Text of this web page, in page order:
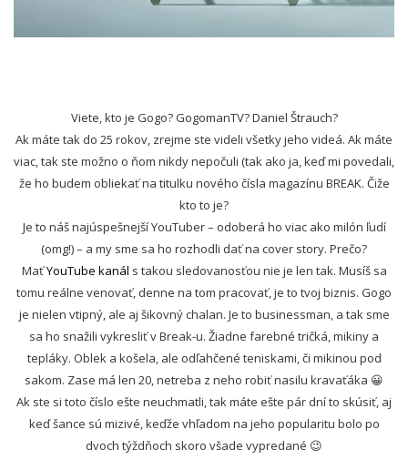
Viete, kto je Gogo? GogomanTV? Daniel Štrauch?
Ak máte tak do 25 rokov, zrejme ste videli všetky jeho videá. Ak máte
viac, tak ste možno o ňom nikdy nepočuli (tak ako ja, keď mi povedali,
že ho budem obliekať na titulku nového čísla magazínu BREAK. Čiže
kto to je?
Je to náš najúspešnejší YouTuber – odoberá ho viac ako milón ľudí
(omg!) – a my sme sa ho rozhodli dať na cover story. Prečo?
MaťYouTube kanál s takou sledovanosťou nie je len tak. Musíš sa
tomu reálne venovať, denne na tom pracovať, je to tvoj biznis. Gogo
je nielen vtipný, ale aj šikovný chalan. Je to businessman, a tak sme
sa ho snažili vykresliť v Break-u. Žiadne farebné tričká, mikiny a
tepláky. Oblek a košela, ale odľahčené teniskami, či mikinou pod
sakom. Zase má len 20, netreba z neho robiť nasilu kravaťáka 😀
Ak ste si toto číslo ešte neuchmatli, tak máte ešte pár dní to skúsiť, aj
keď šance sú mizivé, keďže vhľadom na jeho popularitu bolo po
dvoch týždňoch skoro všade vypredané 😉